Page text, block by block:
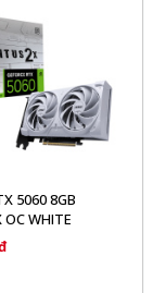
VGA MSI RTX 5060 8GB
SHADOW 2X OC
10,499,000đ